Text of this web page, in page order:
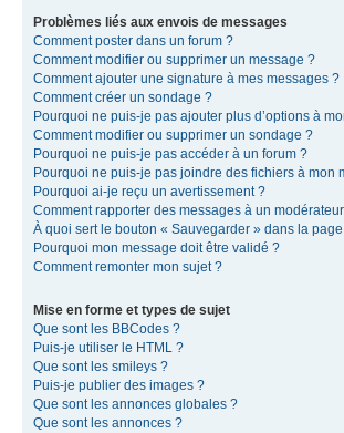
Problèmes liés aux envois de messages
Comment poster dans un forum ?
Comment modifier ou supprimer un message ?
Comment ajouter une signature à mes messages ?
Comment créer un sondage ?
Pourquoi ne puis-je pas ajouter plus d’options à
Comment modifier ou supprimer un sondage ?
Pourquoi ne puis-je pas accéder à un forum ?
Pourquoi ne puis-je pas joindre des fichiers à mon
Pourquoi ai-je reçu un avertissement ?
Comment rapporter des messages à un
À quoi sert le bouton « Sauvegarder » dans la
Pourquoi mon message doit être validé ?
Comment remonter mon sujet ?
Mise en forme et types de sujet
Que sont les BBCodes ?
Puis-je utiliser le HTML ?
Que sont les smileys ?
Puis-je publier des images ?
Que sont les annonces globales ?
Que sont les annonces ?